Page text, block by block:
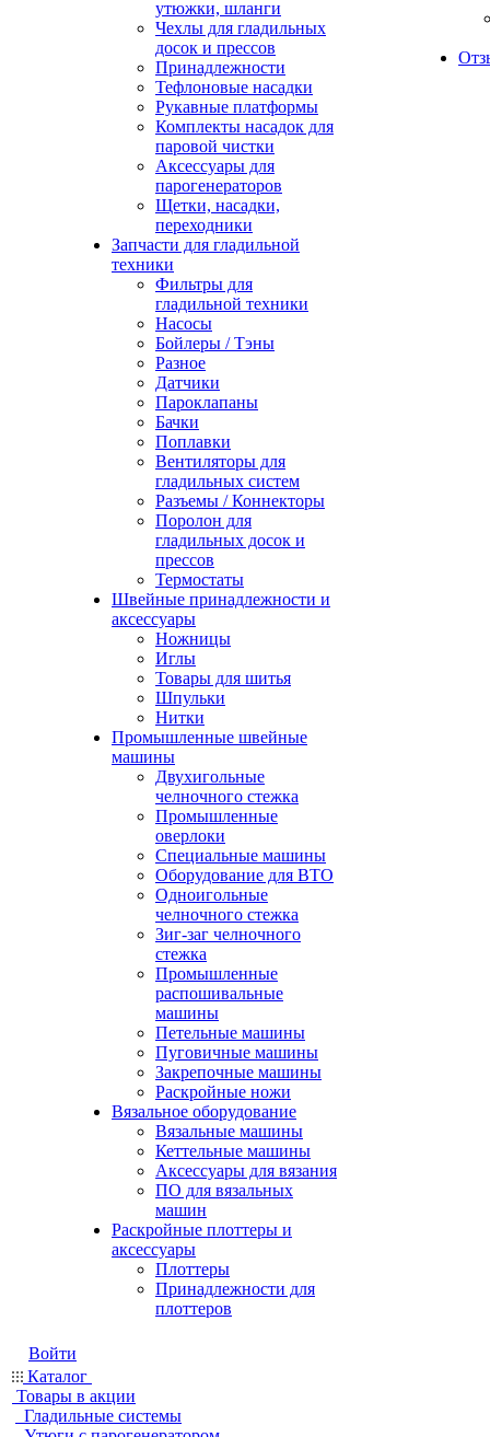
утюжки, шланги
Чехлы для гладильных
досок и прессов
Принадлежности
Тефлоновые насадки
Рукавные платформы
Комплекты насадок для
паровой чистки
Аксессуары для
парогенераторов
Щетки, насадки,
переходники
Запчасти для гладильной
техники
Фильтры для
гладильной техники
Насосы
Бойлеры / Тэны
Разное
Датчики
Пароклапаны
Бачки
Поплавки
Вентиляторы для
гладильных систем
Разъемы / Коннекторы
Поролон для
гладильных досок и
прессов
Термостаты
Швейные принадлежности и
аксессуары
Ножницы
Иглы
Товары для шитья
Шпульки
Нитки
Промышленные швейные
машины
Двухигольные
челночного стежка
Промышленные
оверлоки
Специальные машины
Оборудование для ВТО
Одноигольные
челночного стежка
Зиг-заг челночного
стежка
Промышленные
распошивальные
машины
Петельные машины
Пуговичные машины
Закрепочные машины
Раскройные ножи
Вязальное оборудование
Вязальные машины
Кеттельные машины
Аксессуары для вязания
ПО для вязальных
машин
Раскройные плоттеры и
аксессуары
Плоттеры
Принадлежности для
плоттеров
Войти
Каталог
Товары в акции
Гладильные системы